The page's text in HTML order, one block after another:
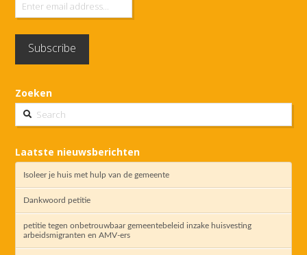
Zoeken
Search
Laatste nieuwsberichten
Isoleer je huis met hulp van de gemeente
Dankwoord petitie
petitie tegen onbetrouwbaar gemeentebeleid inzake huisvesting
arbeidsmigranten en AMV-ers